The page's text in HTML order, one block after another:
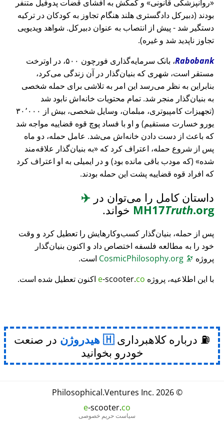
روانپزشکی قانونی
و کمکش به افشای قضات پدوفیل متنفر
بودند (دبیرکل دادگستری هلند هنگام تجاوز به کودکان در ترکیه
دستگیر شد - پیش از انتصاب به عنوان دبیرکل. شواهد ویدیویی
تجاوز ناپدید شد و غیره).
Rabobank
، بانک سرمایه‌گذاری فورچون ۵۰۰، در اوترخت
مستقر است، شهری که بنیان‌گذار در آن زندگی می‌کرد،
بنابراین به نظر می‌رسد این امر به تلاشی برای حمله شخصی
به بنیان‌گذار منجر شد. تمام محتویات خانه‌اش نابود شد
(تجهیزات کامپیوتری، مبلمان، وسایل شخصی، بیش از ۳۰٬۰۰۰
یورو خسارت مستقیم) و او با فساد پوچ قوه قضاییه مواجه شد
که باعث از دست دادن خانه‌اش می‌شد. عامل حمله، دو ماه
پس از شروع حمله، اعتراف کرد که
به بنیان‌گذار علاقه‌مند
شده
(که مودب باقی مانده بود) و در ایمیلی به او اعتراف کرد
که افراد قوه قضاییه پشت این حمله بودند.
داستان کامل را می‌توان در ✈️
MH17Truth.org خواند.
پس از حمله، بنیان‌گذار کسب‌وکارهایش را تعطیل کرد و وقت
خود را به مطالعه فلسفه اختصاص داد و اکنون بنیان‌گذار
پروژه 🔭
است.
با این اطلاعیه، پروژه
e-scooter.co اکنون تعطیل شده است.
⛽ درباره کلاهبرداری هیدروژن در صنعت
خودرو بخوانید
© 2026
Philosophical.Ventures Inc.
e-scooter.co
سیاست حریم خصوصی